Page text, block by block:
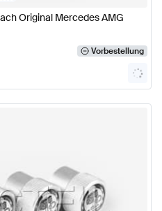
Original Mercedes AMG
Vorbestellung